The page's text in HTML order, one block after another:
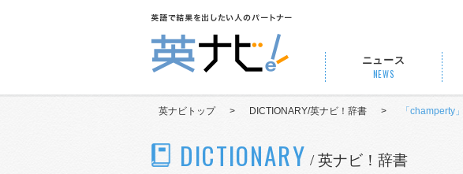
ニュース
NEWS
英ナビトップ > DICTIONARY/英ナビ！辞書 > 「champerty
DICTIONARY / 英ナビ！辞書